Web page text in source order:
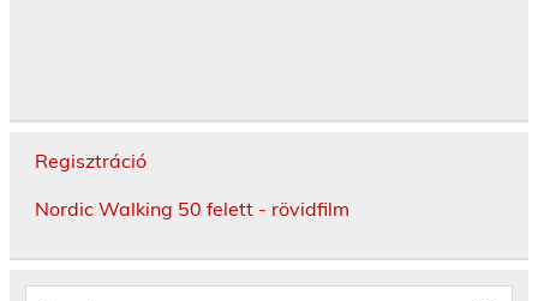
Regisztráció
Nordic Walking 50 felett - rövidfilm